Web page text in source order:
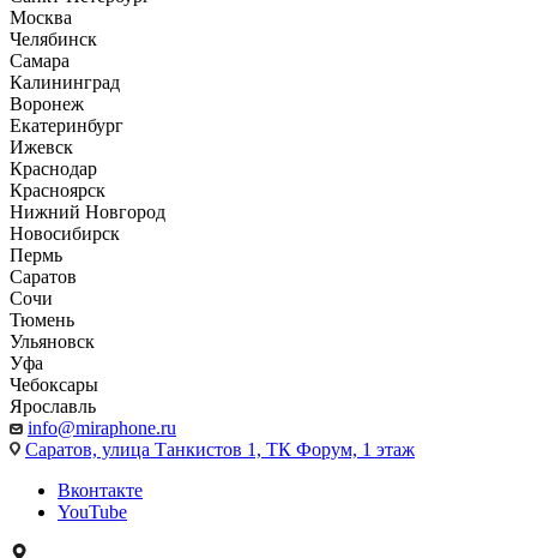
Москва
Челябинск
Самара
Калининград
Воронеж
Екатеринбург
Ижевск
Краснодар
Красноярск
Нижний Новгород
Новосибирск
Пермь
Саратов
Сочи
Тюмень
Ульяновск
Уфа
Чебоксары
Ярославль
info@miraphone.ru
Саратов, улица Танкистов 1, ТК Форум, 1 этаж
Вконтакте
YouTube